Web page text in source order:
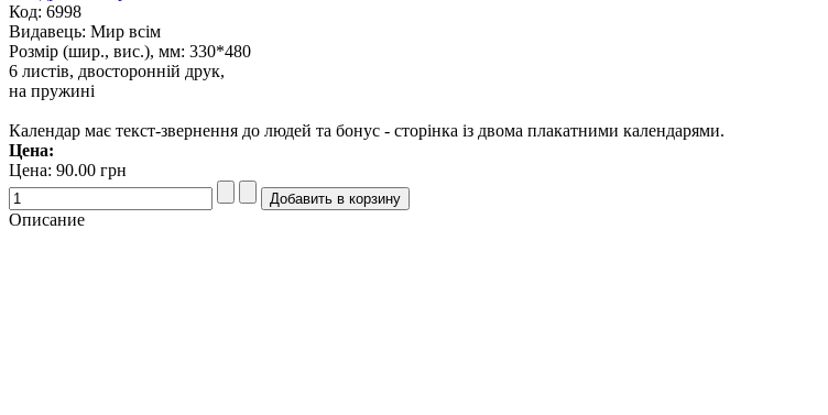
Код: 6998
Видавець: Мир всім
Розмір (шир., вис.), мм: 330*480
6 листів, двосторонній друк,
на пружині
Календар має текст-звернення до людей та бонус - сторінка із двома плакатними календарями.
Цена:
Цена: 90.00 грн
Описание